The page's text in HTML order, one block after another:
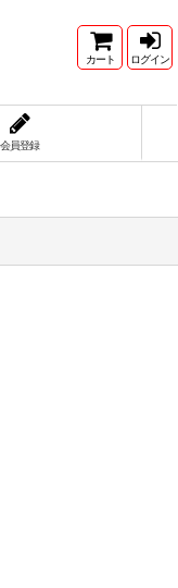
カート ログイン
会員登録